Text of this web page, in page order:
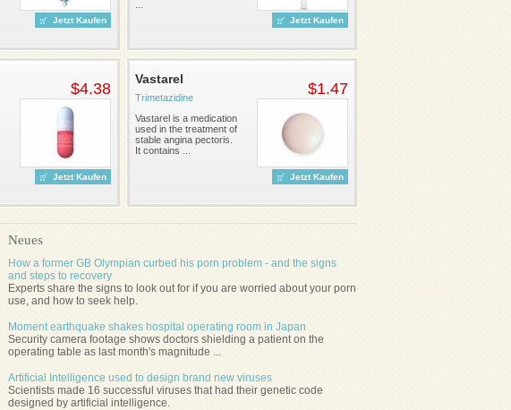
Jetzt Kaufen Jetzt Kaufen
$4.38
Jetzt Kaufen
Vastarel
Trimetazidine
Vastarel is a medication
used in the treatment of
stable angina pectoris.
It contains ...
$1.47
Jetzt Kaufen
Neues
How a former GB Olympian curbed his porn problem - and the signs
and steps to recovery
Experts share the signs to look out for if you are worried about your porn
use, and how to seek help.
Moment earthquake shakes hospital operating room in Japan
Security camera footage shows doctors shielding a patient on the
operating table as last month's magnitude ...
Artificial Intelligence used to design brand new viruses
Scientists made 16 successful viruses that had their genetic code
designed by artificial intelligence.